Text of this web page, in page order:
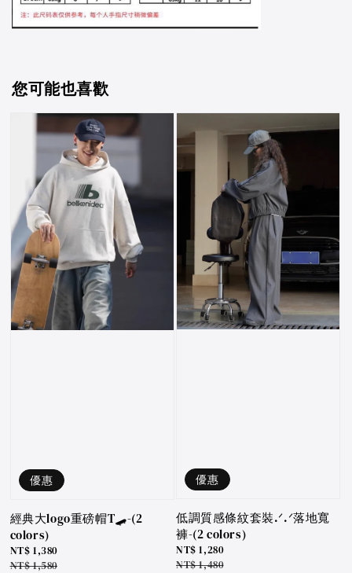
您可能也喜歡
優惠
經典大logo重磅帽T🛹-(2
colors)
Sale
price
NT$ 1,380
Regular
NT$ 1,580
優惠
低調質感條紋套裝.ᐟ.ᐟ落地寬
褲-(2 colors)
Sale
price
NT$ 1,280
Regular
NT$ 1,480